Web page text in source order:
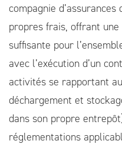
compagnie
propres frais, offrant
suffisante pour
avec l’exécution d’un
activités se rapportant
déchargement et
dans son propre
réglementations